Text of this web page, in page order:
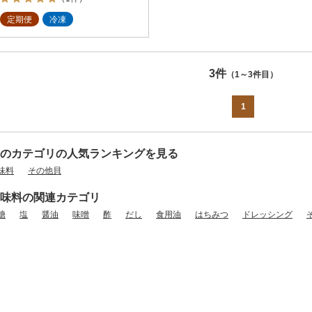
定期便 冷凍
3件（1～3件目）
1
カテゴリの人気ランキングを見る
料 その他貝
料の関連カテゴリ
塩 醤油 味噌 酢 だし 食用油 はちみつ ドレッシング